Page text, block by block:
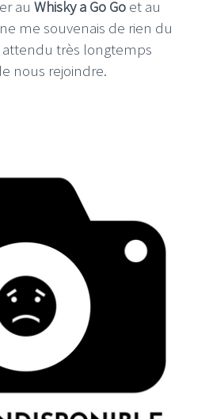
au Whisky a Go Go et au
me souvenais de rien du
attendu très longtemps
nous rejoindre.